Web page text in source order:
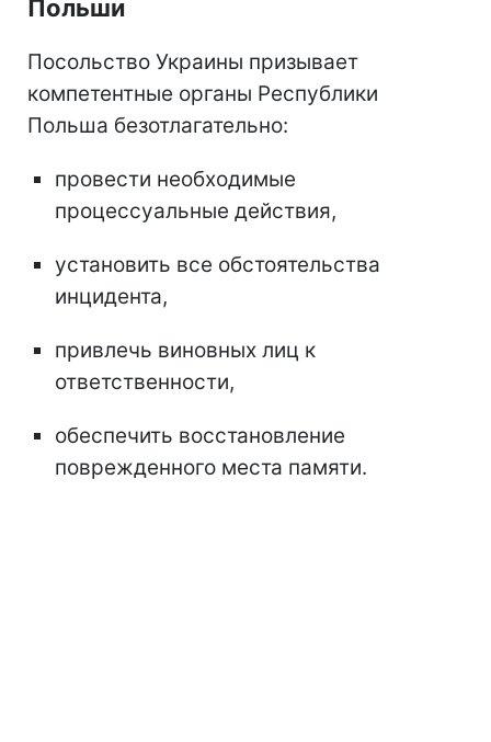
Польши
Посольство Украины призывает
компетентные органы Республики
Польша безотлагательно:
провести необходимые
процессуальные действия,
установить все обстоятельства
инцидента,
привлечь виновных лиц к
ответственности,
обеспечить восстановление
поврежденного места памяти.